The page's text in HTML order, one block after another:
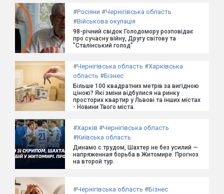
#Росіяни #Чернігівська область
#Військова окупація
98-річний свідок Голодомору розповідає
про сучасну війну, Другу світову та
"Сталінський голод"
#Чернігівська область #Харківська
область #Бізнес
Більше 100 квадратних метрів за вигідною
ціною? Які зміни відбулися на ринку
просторих квартир у Львові та інших містах
- Новини Твого міста.
#Харків #Чернігівська область
#Київська область
Динамо с трудом, Шахтер не без усилий —
напряженная борьба в Житомире. Прогноз
на второй тур.
#Чернігівська область #Бізнес